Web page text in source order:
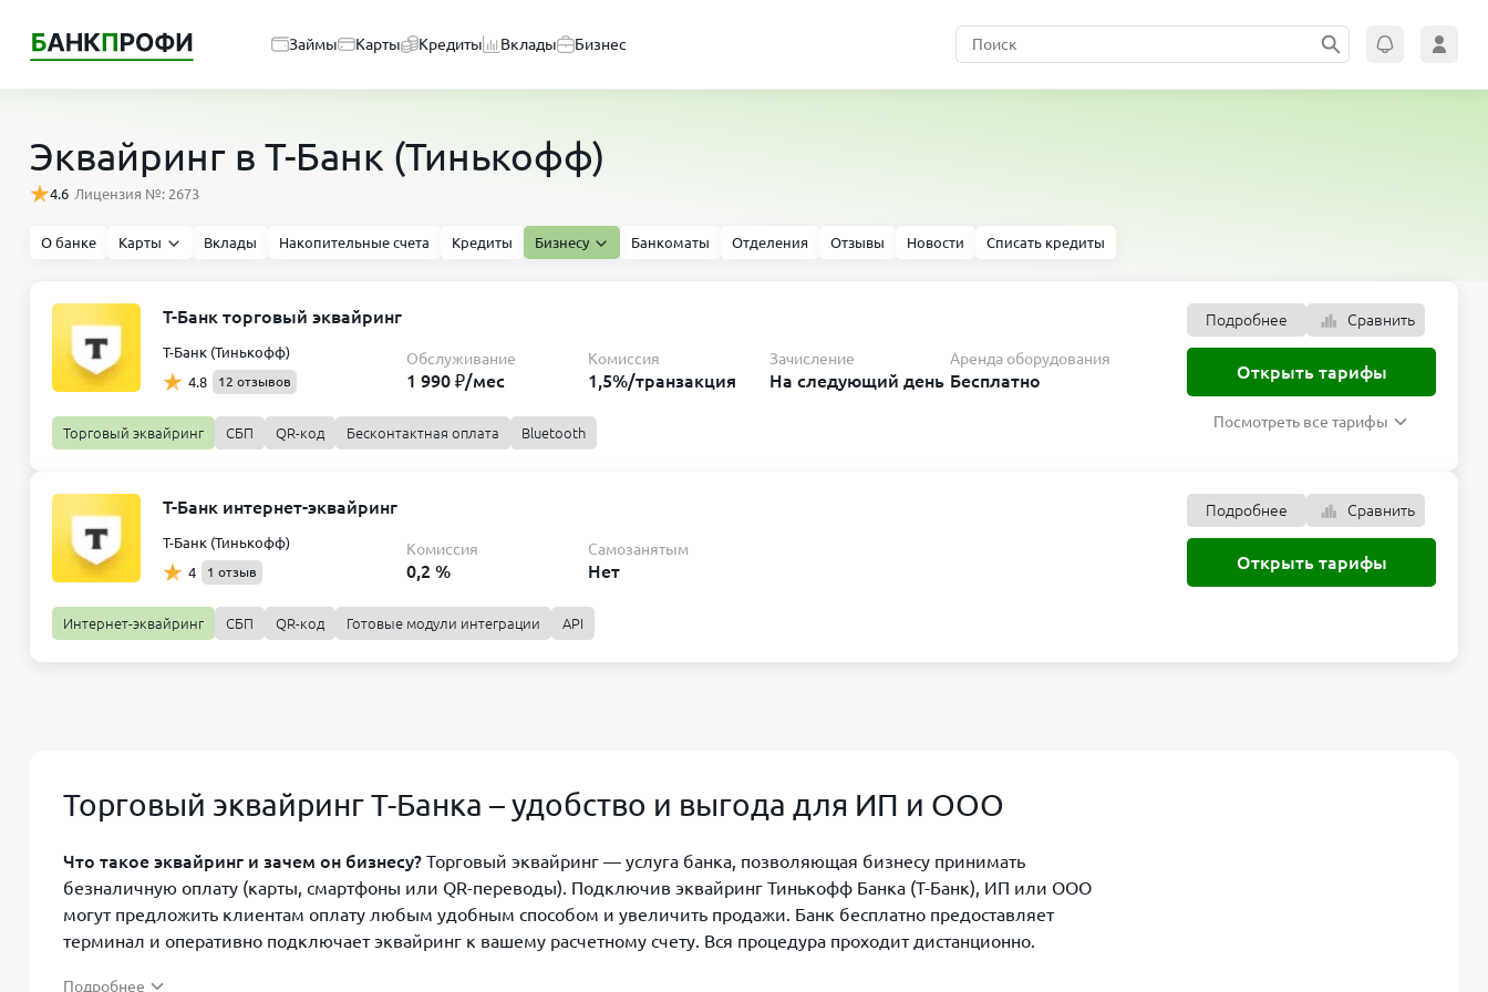
Займы Карты Кредиты Вклады Бизнес
Эквайринг в Т-Банк (Тинькофф)
4.6 Лицензия №: 2673
О банке Карты Вклады Накопительные счета Кредиты Бизнесу Банкоматы Отделения Отзывы Новости Списать кредиты
Т-Банк торговый эквайринг
Т-Банк (Тинькофф)
4.8
12 отзывов
Обслуживание
1 990 ₽/мес
Комиссия
1,5%/транзакция
Зачисление
На следующий день
Аренда оборудования
Бесплатно
Торговый эквайринг СБП QR-код Бесконтактная оплата Bluetooth
Подробнее Сравнить
Открыть тарифы
Посмотреть все тарифы
Обслуживание
1 990 ₽/мес
Комиссия
1,5%/транзакция На следующий день Открыть тарифы
Продвинутый
Обслуживание Комиссия Зачисление
3 990 ₽/мес 1,79%/транзакция Бесплатно
Т-Банк интернет-эквайринг
Т-Банк (Тинькофф)
4
1 отзыв
Комиссия
0,2 %
Самозанятым
Нет
Интернет-эквайринг СБП QR-код Готовые модули интеграции API
Подробнее Сравнить
Открыть тарифы
Торговый эквайринг Т-Банка – удобство и выгода для ИП и ООО
Что такое эквайринг и зачем он бизнесу? Торговый эквайринг — услуга банка, позволяющая бизнесу принимать
безналичную оплату (карты, смартфоны или QR-переводы). Подключив эквайринг Тинькофф Банка (Т-Банк), ИП или ООО
могут предложить клиентам оплату любым удобным способом и увеличить продажи. Банк бесплатно предоставляет
терминал и оперативно подключает эквайринг к вашему расчетному счету. Вся процедура проходит дистанционно.
Подробнее